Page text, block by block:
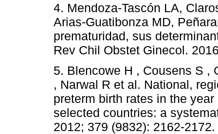
4. Mendoza-Tascón LA,
Arias-Guatibonza MD,
prematuridad, sus
Rev Chil Obstet Ginecol.
5. Blencowe H , Cousens S ,
, Narwal R et al. National,
preterm birth rates in the
selected countries: a
2012; 379 (9832): 2162-